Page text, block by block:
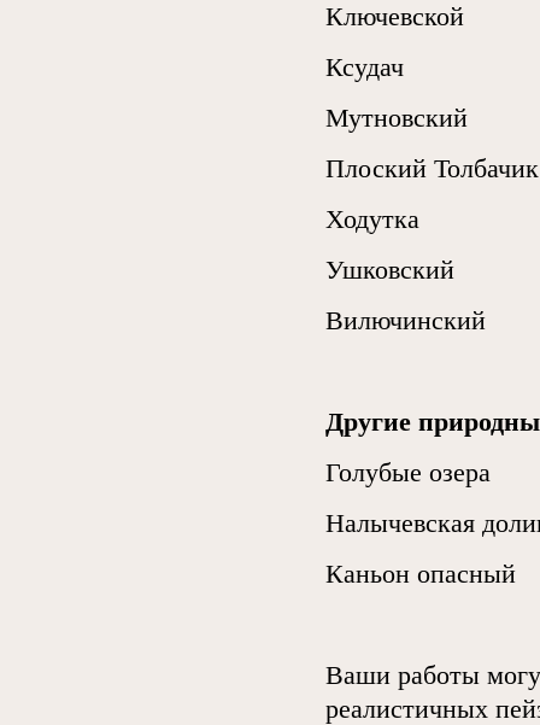
Ключевской
Ксудач
Мутновский
Плоский Толбачик
Ходутка
Ушковский
Вилючинский
Другие
Голубые озера
Налычевская
Каньон опасный
Ваши работы
реалистичных